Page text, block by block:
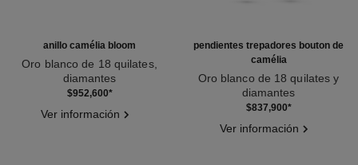
anillo camélia bloom
Oro blanco de 18 quilates,
diamantes
Ref. J12369$952,600*
Ver información
pendientes trepadores bouton de
camélia
Oro blanco de 18 quilates y
diamantes
Ref. J12039$837,900*
Ver información